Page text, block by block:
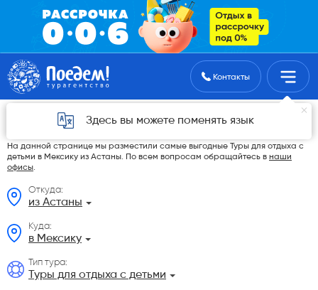
Поиск туровКонтакты
Здесь вы можете поменять язык
Туры для отдыха с детьми в Мексику из
Астаны в 2026 году
На данной странице мы разместили самые выгодные Туры для отдыха с
детьми в Мексику из Астаны. По всем вопросам обращайтесь в наши
офисы.
Откуда:
из Астаны
Куда:
в Мексику
Тип тура:
Туры для отдыха с детьми